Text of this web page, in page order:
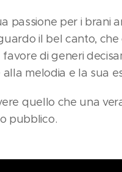
passione per i brani
il bel canto, che
di generi
melodia e la sua
quello che una
pubblico.